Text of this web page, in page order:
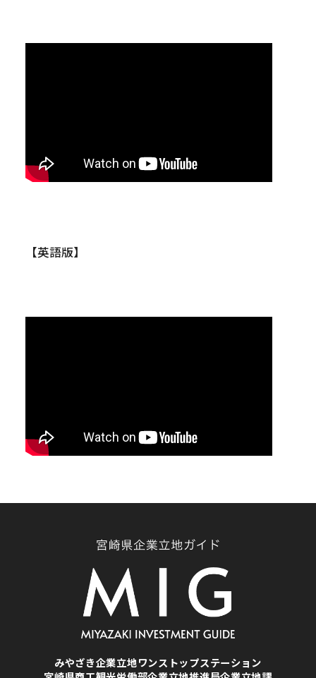
【英語版】
みやざき企業立地ワンストップステーション